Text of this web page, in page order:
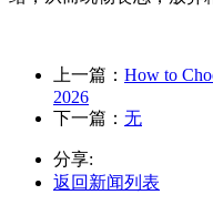
上一篇： How to
2026
下一篇： 无
分享:
返回新闻列表